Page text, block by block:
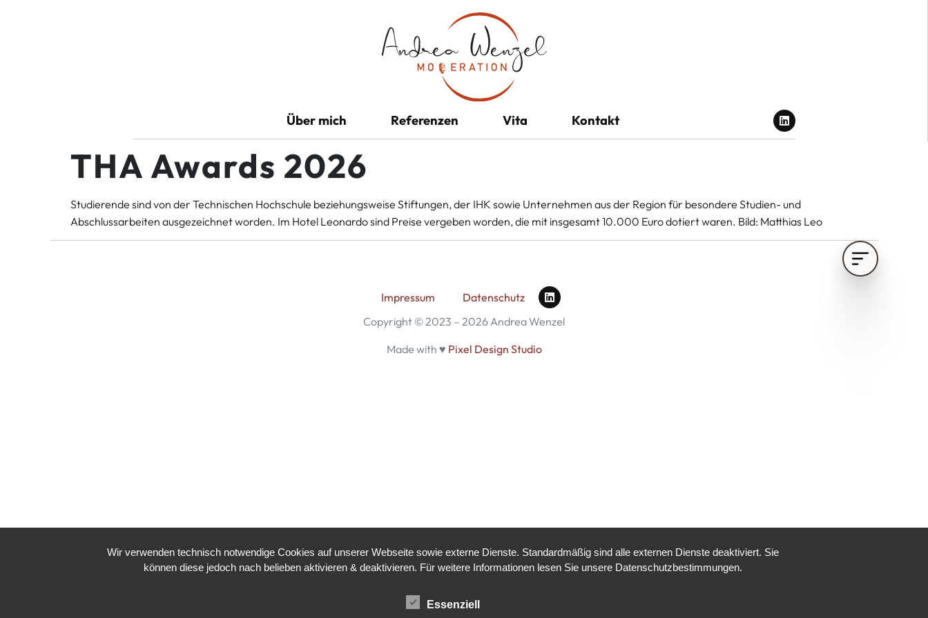
Über mich Referenzen Vita Kontakt
THA Awards 2026
Studierende sind von der Technischen Hochschule beziehungsweise Stiftungen, der IHK sowie Unternehmen aus der Region für besondere Studien- und
Abschlussarbeiten ausgezeichnet worden. Im Hotel Leonardo sind Preise vergeben worden, die mit insgesamt 10.000 Euro dotiert waren. Bild: Matthias Leo
Impressum
Datenschutz
Copyright © 2023 – 2026 Andrea Wenzel
Made with ♥ Pixel Design Studio
Wir verwenden technisch notwendige Cookies auf unserer Webseite sowie externe Dienste. Standardmäßig sind alle externen Dienste deaktiviert. Sie
können diese jedoch nach belieben aktivieren & deaktivieren. Für weitere Informationen lesen Sie unsere Datenschutzbestimmungen.
Essenziell